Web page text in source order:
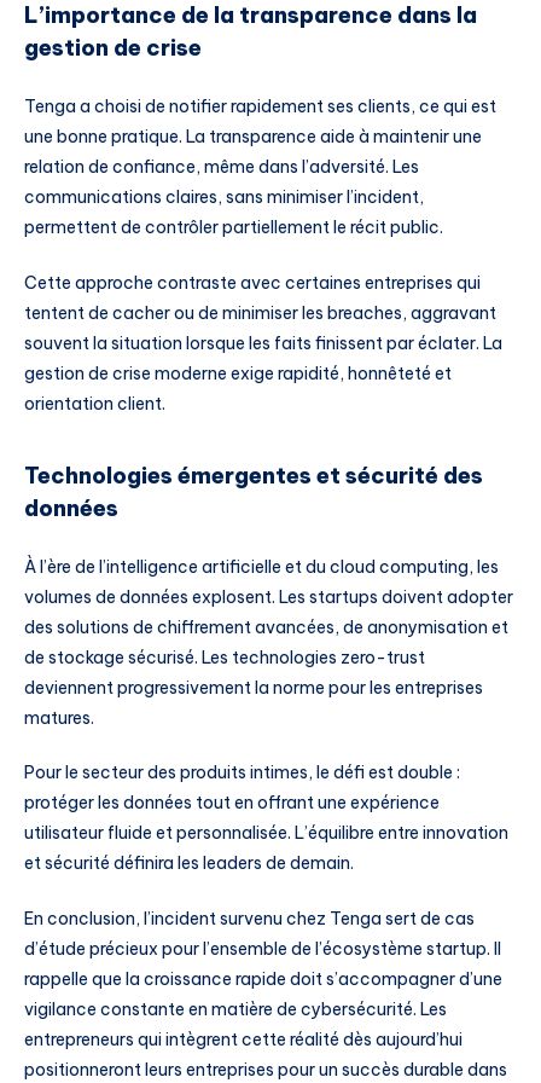
L’importance de la transparence dans la
gestion de crise
Tenga a choisi de notifier rapidement ses clients, ce qui est
une bonne pratique. La transparence aide à maintenir une
relation de confiance, même dans l’adversité. Les
communications claires, sans minimiser l’incident,
permettent de contrôler partiellement le récit public.
Cette approche contraste avec certaines entreprises qui
tentent de cacher ou de minimiser les breaches, aggravant
souvent la situation lorsque les faits finissent par éclater. La
gestion de crise moderne exige rapidité, honnêteté et
orientation client.
Technologies émergentes et sécurité des
données
À l’ère de l’intelligence artificielle et du cloud computing, les
volumes de données explosent. Les startups doivent adopter
des solutions de chiffrement avancées, de anonymisation et
de stockage sécurisé. Les technologies zero-trust
deviennent progressivement la norme pour les entreprises
matures.
Pour le secteur des produits intimes, le défi est double :
protéger les données tout en offrant une expérience
utilisateur fluide et personnalisée. L’équilibre entre innovation
et sécurité définira les leaders de demain.
En conclusion, l’incident survenu chez Tenga sert de cas
d’étude précieux pour l’ensemble de l’écosystème startup. Il
rappelle que la croissance rapide doit s’accompagner d’une
vigilance constante en matière de cybersécurité. Les
entrepreneurs qui intègrent cette réalité dès aujourd’hui
positionneront leurs entreprises pour un succès durable dans